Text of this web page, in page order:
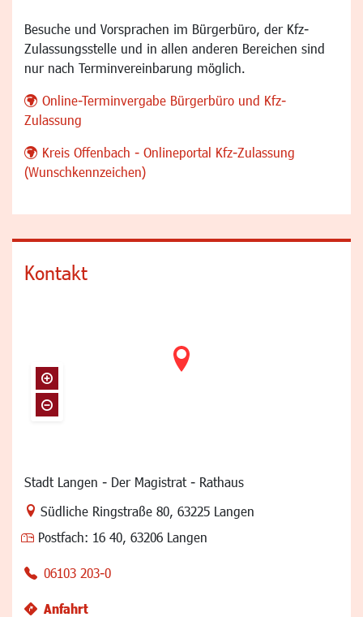
Besuche und Vorsprachen im Bürgerbüro, der Kfz-
Zulassungsstelle und in allen anderen Bereichen sind
nur nach Terminvereinbarung möglich.
Online-Terminvergabe Bürgerbüro und Kfz-
Zulassung
Kreis Offenbach - Onlineportal Kfz-Zulassung
(Wunschkennzeichen)
Kontakt
Stadt Langen - Der Magistrat - Rathaus
Link zur Google-Maps Navigation
Südliche Ringstraße 80, 63225 Langen
Postfach: 16 40, 63206 Langen
06103 203-0
Anfahrt